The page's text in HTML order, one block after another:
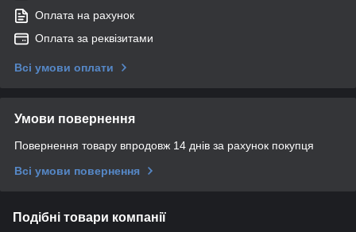
Оплата на рахунок
Оплата за реквізитами
Всі умови оплати
Умови повернення
Повернення товару впродовж 14 днів за рахунок покупця
Всі умови повернення
Подібні товари компанії